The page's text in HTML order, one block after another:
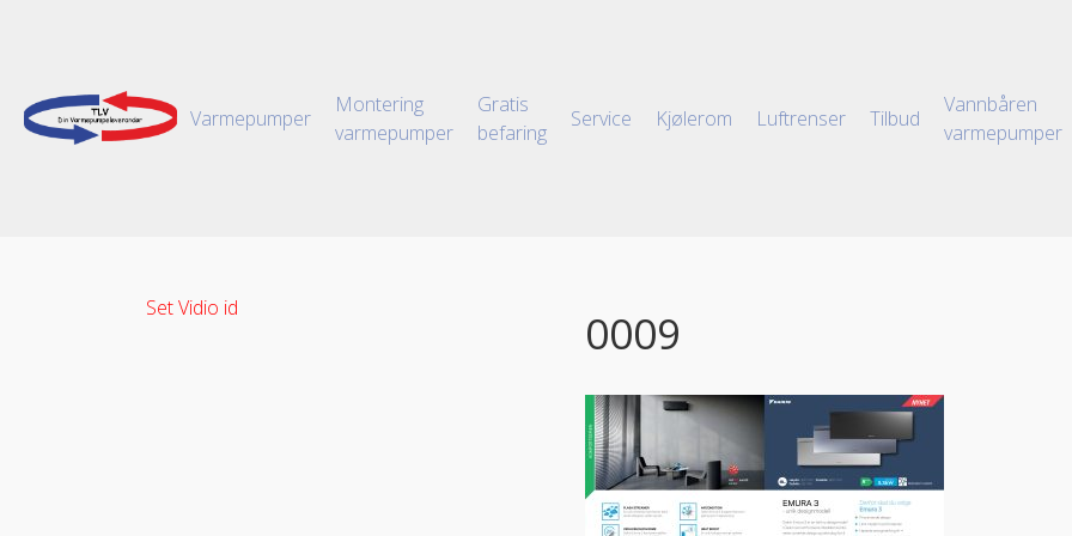
Varmepumper
Montering
varmepumper
Gratis
befaring
Service Kjølerom Luftrenser Tilbud
Vannbåren
varmepumper
0009
Set Vidio id